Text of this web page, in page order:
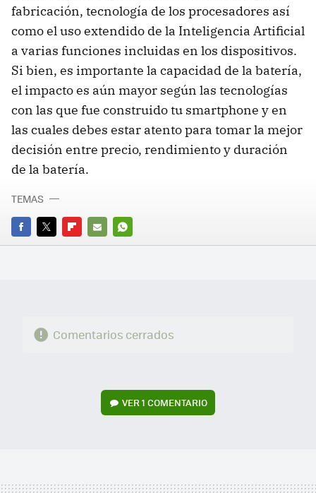
fabricación, tecnología de los procesadores así
como el uso extendido de la Inteligencia Artificial
a varias funciones incluidas en los dispositivos.
Si bien, es importante la capacidad de la batería,
el impacto es aún mayor según las tecnologías
con las que fue construido tu smartphone y en
las cuales debes estar atento para tomar la mejor
decisión entre precio, rendimiento y duración
de la batería.
FACEBOOK
TWITTERFLIPBOARD
E-
WHATSAPP
TEMAS
Comentarios cerrados
VER1 COMENTARIO